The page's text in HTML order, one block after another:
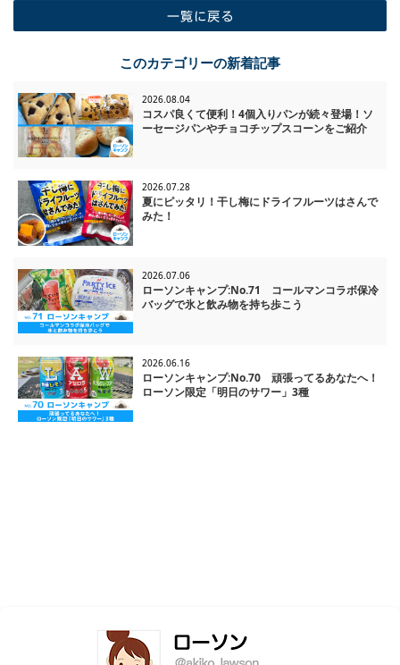
このカテゴリーの新着記事
2026.08.04
コスパ良くて便利！4個入りパンが続々登場！ソ
ーセージパンやチョコチップスコーンをご紹介
2026.07.28
夏にピッタリ！干し梅にドライフルーツはさんで
みた！
2026.07.06
ローソンキャンプ:No.71 コールマンコラボ保冷
バッグで氷と飲み物を持ち歩こう
2026.06.16
ローソンキャンプ:No.70 頑張ってるあなたへ！
ローソン限定「明日のサワー」3種